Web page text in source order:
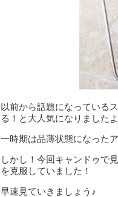
以前から話題になっている
る！と大人気になりましたよ
一時期は品薄状態になった
しかし！今回キャンドゥで
を克服していました！
早速見ていきましょう♪